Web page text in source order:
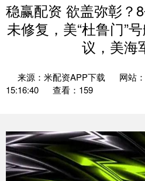
稳赢配资 欲盖弥彰？
未修复，美“杜鲁门”
议，美海
来源：米配资APP下载 网站
15:16:40
查看：159